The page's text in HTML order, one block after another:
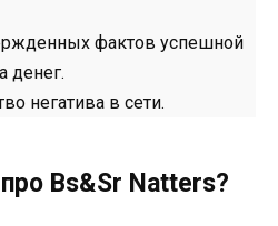
фактов успешной
денег.
негатива в сети.
Bs&Sr Natters?